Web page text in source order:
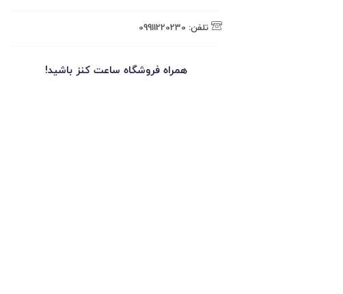
تلفن: 09911220230
همراه فروشگاه ساعت کنز باشید!